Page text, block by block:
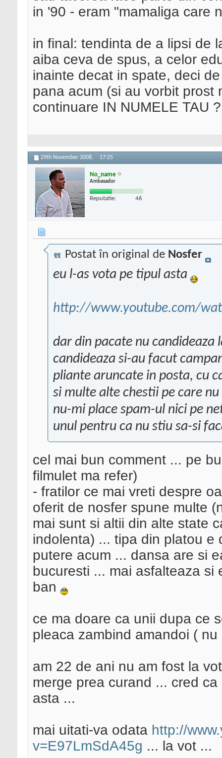
in '90 - eram "mamaliga care
in final: tendinta de a lipsi de
aiba ceva de spus, a celor
inainte decat in spate, deci
pana acum (si au vorbit prost
continuare IN NUMELE TAU ?
29th November 2008, 17:25
No_name
Ambasador
Reputatie: 46
Postat în original de Nosfer
eu l-as vota pe tipul asta
http://www.youtube.com/
dar din pacate nu candideaza
candideaza si-au facut
pliante aruncate in posta, cu
si multe alte chestii pe care
nu-mi place spam-ul nici pe
unul pentru ca nu stiu sa-si
cel mai bun comment ... pe
filmulet ma refer)
- fratilor ce mai vreti despre
oferit de nosfer spune multe
mai sunt si altii din alte state
indolenta) ... tipa din platou e
putere acum ... dansa are si
bucuresti ... mai asfalteaza
ban
ce ma doare ca unii dupa ce
pleaca zambind amandoi (
am 22 de ani nu am fost la
merge prea curand ... cred
asta ...
mai uitati-va odata http://
v=E97LmSdA45g ... la vot ...